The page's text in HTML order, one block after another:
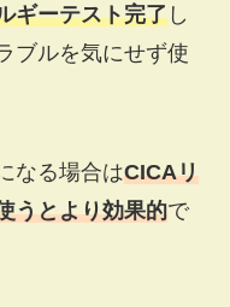
ギーテスト完了し
ブルを気にせず使
なる場合はCICAリ
うとより効果的で